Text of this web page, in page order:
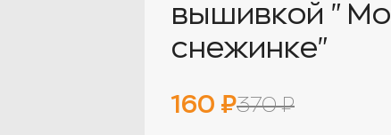
вышивкой
снежинке"
160 ₽370 ₽